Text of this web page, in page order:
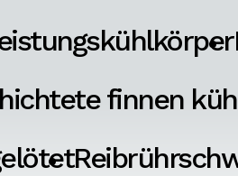
finnen